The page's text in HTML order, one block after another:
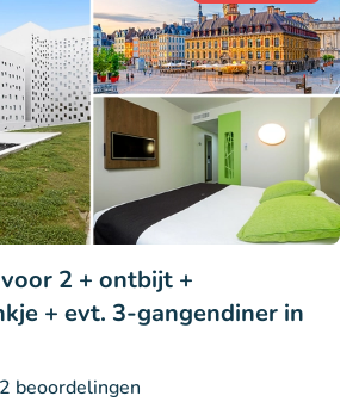
2 + ontbijt +
+ evt. 3-gangendiner in
beoordelingen